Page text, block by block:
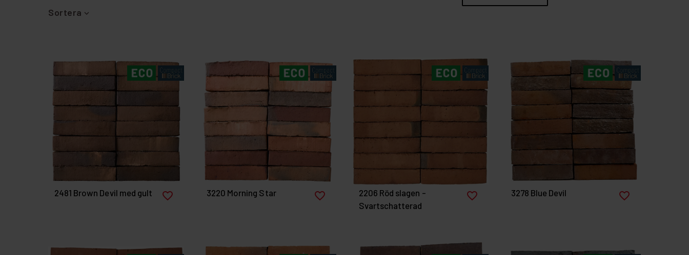
Sortera
favorite_border
2481 Brown Devil med gult favorite_border
3220 Morning Star favorite_border
2206 Röd slagen -
Svartschatterad
favorite_border
3278 Blue Devil